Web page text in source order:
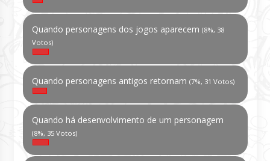
Quando personagens dos jogos aparecem (8%, 38
Votos)
Quando personagens antigos retornam (7%, 31 Votos)
Quando há desenvolvimento de um personagem
(8%, 35 Votos)